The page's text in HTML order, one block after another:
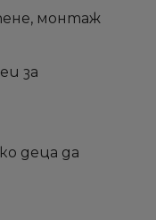
монтаж
за
деца да